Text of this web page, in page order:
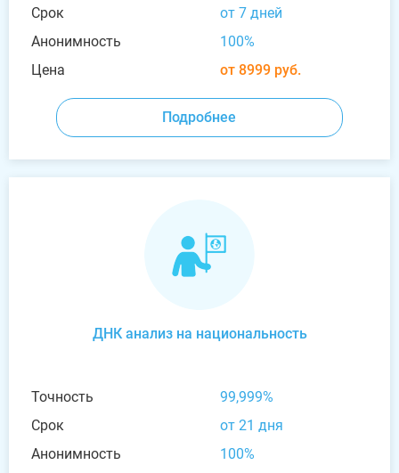
Срок
от 7 дней
Анонимность
100%
Цена
от 8999 руб.
Подробнее
ДНК анализ на национальность
Точность
99,999%
Срок
от 21 дня
Анонимность
100%